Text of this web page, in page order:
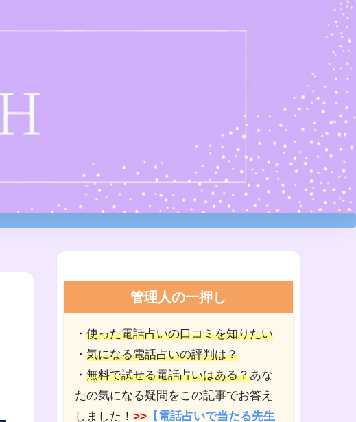
管理人の一押し
・ 使った電話占いの口コミを知りたい
・ 気になる電話占いの評判は？
・ 無料で試せる電話占いはある？あな
たの気になる疑問をこの記事でお答え
しました！ >> 【電話占いで当たる先生